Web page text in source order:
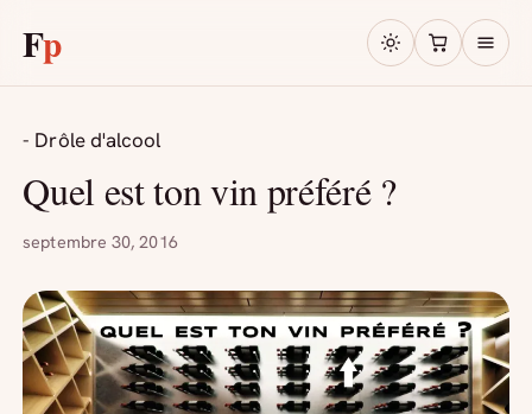
Fp
- Drôle d'alcool
Quel est ton vin préféré ?
septembre 30, 2016